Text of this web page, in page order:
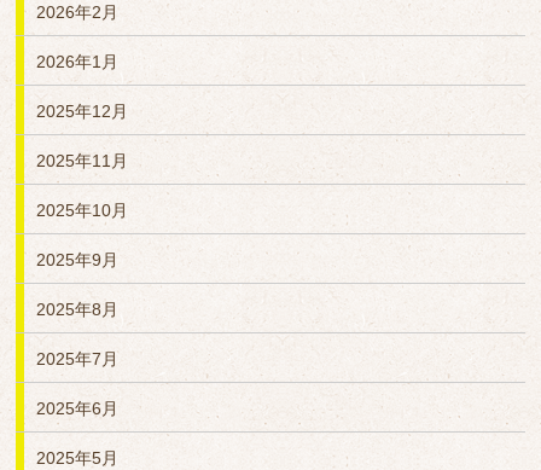
2026年2月
2026年1月
2025年12月
2025年11月
2025年10月
2025年9月
2025年8月
2025年7月
2025年6月
2025年5月